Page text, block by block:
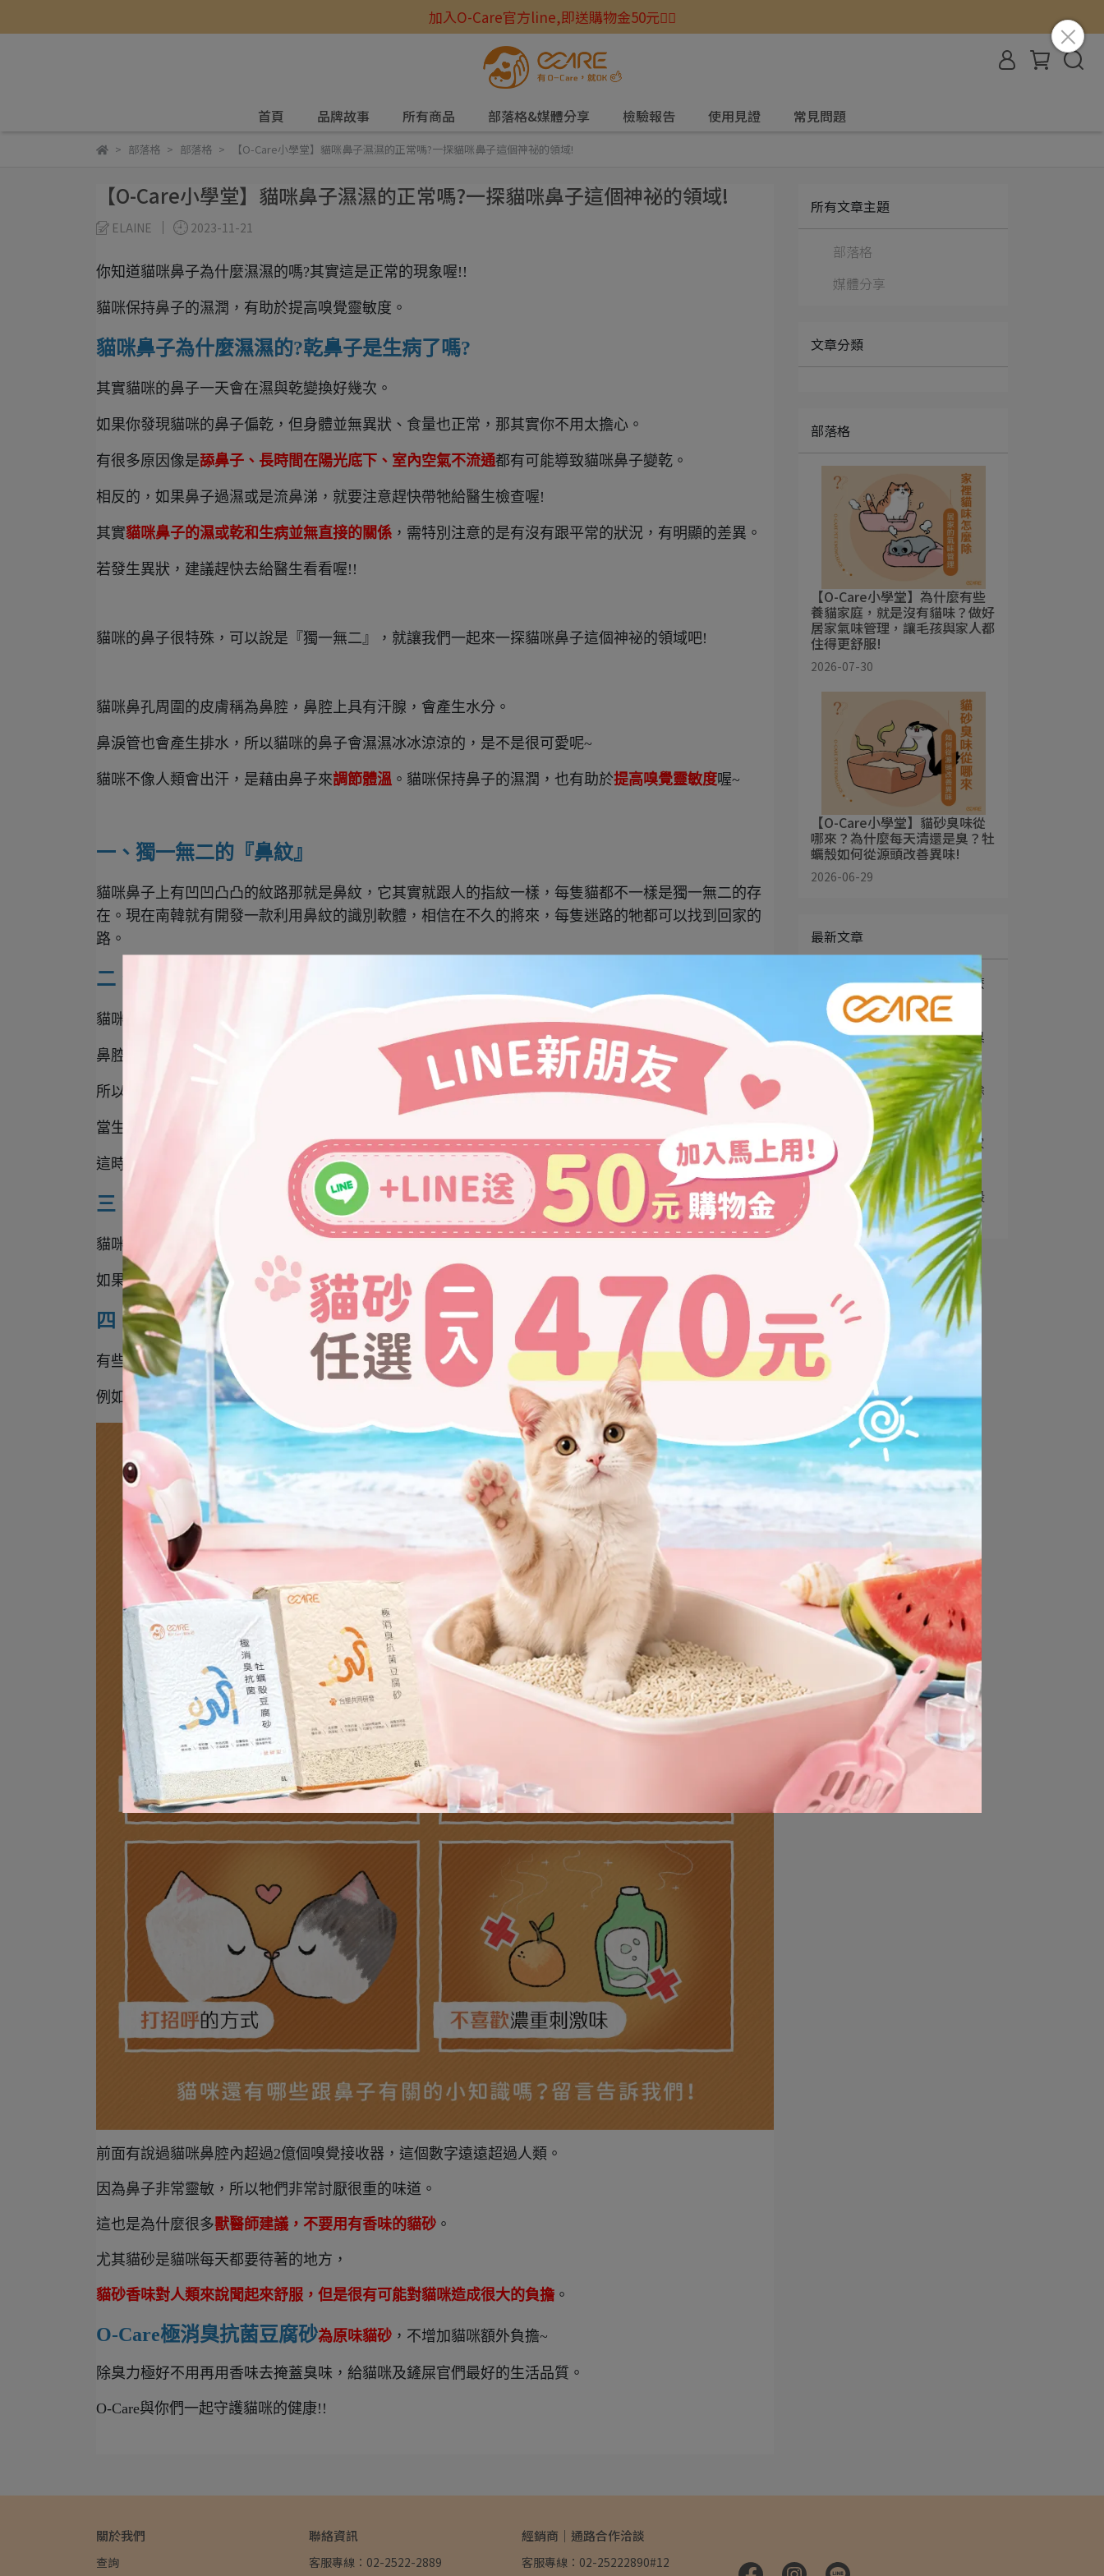
加入O-Care官方line,即送購物金50元☝🏻
首頁 品牌故事 所有商品 部落格&媒體分享 檢驗報告 使用見證 常見問題
部落格 部落格 【O-Care小學堂】貓咪鼻子濕濕的正常嗎?一探貓咪鼻子這個神祕的領域!
【O-Care小學堂】貓咪鼻子濕濕的正常嗎?一探貓咪鼻子這個神祕的領域!
ELAINE 2023-11-21
你知道貓咪鼻子為什麼濕濕的嗎?其實這是正常的現象喔!!
貓咪保持鼻子的濕潤，有助於提高嗅覺靈敏度。
貓咪鼻子為什麼濕濕的?乾鼻子是生病了嗎?
其實貓咪的鼻子一天會在濕與乾變換好幾次。
如果你發現貓咪的鼻子偏乾，但身體並無異狀、食量也正常，那其實你不用太擔心。
有很多原因像是舔鼻子、長時間在陽光底下、室內空氣不流通都有可能導致貓咪鼻子變乾。
相反的，如果鼻子過濕或是流鼻涕，就要注意趕快帶牠給醫生檢查喔!
其實貓咪鼻子的濕或乾和生病並無直接的關係 ，需特別注意的是有沒有跟平常的狀況，有明顯的差異。
若發生異狀，建議趕快去給醫生看看喔!!
貓咪的鼻子很特殊，可以說是『獨一無二』，就讓我們一起來一探貓咪鼻子這個神祕的領域吧!
貓咪鼻孔周圍的皮膚稱為鼻腔，鼻腔上具有汗腺，會產生水分。
鼻淚管也會產生排水，所以貓咪的鼻子會濕濕冰冰涼涼的，是不是很可愛呢~
貓咪不像人類會出汗，是藉由鼻子來調節體溫 。貓咪保持鼻子的濕潤，也有助於提高嗅覺靈敏度喔~
一、獨一無二的『鼻紋』
貓咪鼻子上有凹凹凸凸的紋路那就是鼻紋，它其實就跟人的指紋一樣，每隻貓都不一樣是獨一無二的存
在。 現在南韓就有開發一款利用鼻紋的識別軟體，相信在不久的將來，每隻迷路的牠都可以找到回家的
路。
二、最重要的感覺器官
貓咪可以透過嗅覺細胞來察覺味道，可以分辨出遠在500公尺以外的微弱氣味。
鼻腔內更超過2億個嗅覺接收器，因為貓咪的舌頭上並無過多的味蕾，
所以嗅覺便擁有了能刺激食慾的作用。
當生病導致嗅覺功能異常時，常常伴隨著沒有胃口，有一部份的原因就是因為聞不到味道。
這時，可以試著增加食物的味道或是加熱讓香味顯現，可能會有獲得意想不到的結果喔~
三、打招呼方式
貓咪鼻子碰鼻子的行為是透過互相聞對方的味道來蒐集資訊，可以把它看作是貓咪間握手的方式。
如果家裡是多貓家庭，不妨觀察貓咪之間會不會有鼻子碰鼻子的情況喔!!
四、貓咪不喜歡的味道，太濃的也不愛!
有些味道千萬不要給貓咪聞，不僅會造成貓咪的不適，還有可能會導致嘔吐甚至死亡。
例如: 柑橘類的味道、漂白水、辛辣味、空氣清新劑或芳香劑、樟腦丸...等。
前面有說過貓咪鼻腔內超過2億個嗅覺接收器，這個數字遠遠超過人類。
因為鼻子非常靈敏，所以牠們非常討厭很重的味道。
這也是為什麼很多獸醫師建議，不要用有香味的貓砂 。
尤其貓砂是貓咪每天都要待著的地方，
貓砂香味對人類來說聞起來舒服，但是很有可能對貓咪造成很大的負擔 。
O-Care極消臭抗菌豆腐砂為原味貓砂 ，不增加貓咪額外負擔~
除臭力極好不用再用香味去掩蓋臭味，給貓咪及鏟屎官們最好的生活品質。
O-Care與你們一起守護貓咪的健康!!
所有文章主題
部落格
媒體分享
文章分類
部落格
【O-Care小學堂】為什麼有些
養貓家庭，就是沒有貓味？做好
居家氣味管理，讓毛孩與家人都
住得更舒服!
2026-07-30
【O-Care小學堂】貓砂臭味從
哪來？為什麼每天清還是臭？牡
蠣殼如何從源頭改善異味!
2026-06-29
最新文章
【O-Care小學堂】為什麼
有些養貓家庭⋯
【O-Care小學堂】貓砂臭
味從哪來？為⋯
【O-Care小學堂】寵物除
臭噴霧怎麼選⋯
【O-Care小學堂】多貓家
庭貓砂推薦怎⋯
【O-Care小學堂】牡蠣殼
豆腐砂vs礦⋯
關於我們
查詢
聯絡資訊
客服專線：02-2522-2889
經銷商｜通路合作洽談
客服專線：02-25222890#12